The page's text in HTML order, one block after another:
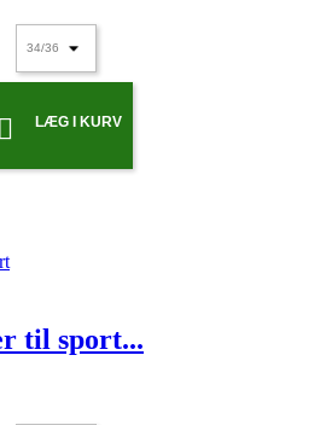
 LÆG I KURV
til sport...